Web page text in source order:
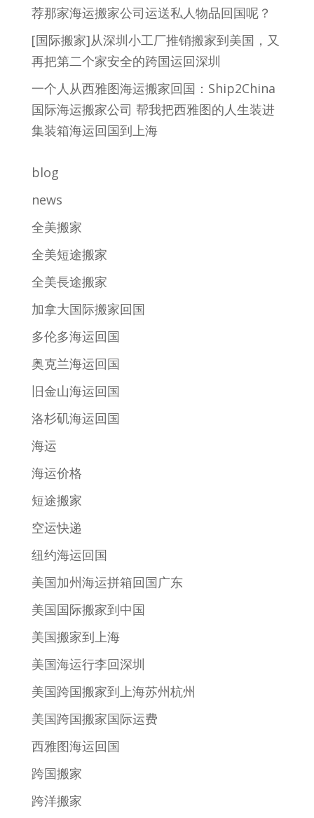
荐那家海运搬家公司运送私人物品回国呢？
[国际搬家]从深圳小工厂推销搬家到美国，又
再把第二个家安全的跨国运回深圳
一个人从西雅图海运搬家回国：Ship2China
国际海运搬家公司 帮我把西雅图的人生装进
集装箱海运回国到上海
blog
news
全美搬家
全美短途搬家
全美長途搬家
加拿大国际搬家回国
多伦多海运回国
奥克兰海运回国
旧金山海运回国
洛杉矶海运回国
海运
海运价格
短途搬家
空运快递
纽约海运回国
美国加州海运拼箱回国广东
美国国际搬家到中国
美国搬家到上海
美国海运行李回深圳
美国跨国搬家到上海苏州杭州
美国跨国搬家国际运费
西雅图海运回国
跨国搬家
跨洋搬家